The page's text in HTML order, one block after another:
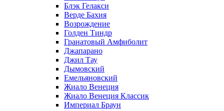
Блэк Гелакси
Верде Бахия
Возрождение
Голден Тиндр
Гранатовый Амфиболит
Джапарано
Джил Тау
Дымовский
Емельяновский
Жиало Венеция
Жиало Венеция Классик
Империал Браун